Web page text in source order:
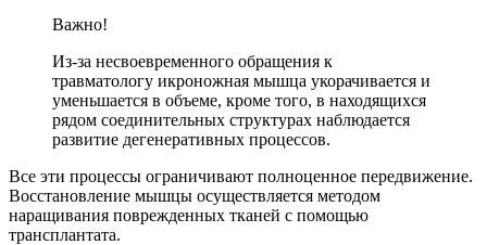
Важно!
Из-за несвоевременного обращения к
травматологу икроножная мышца укорачивается и
уменьшается в объеме, кроме того, в находящихся
рядом соединительных структурах наблюдается
развитие дегенеративных процессов.
Все эти процессы ограничивают полноценное передвижение.
Восстановление мышцы осуществляется методом
наращивания поврежденных тканей с помощью
трансплантата.